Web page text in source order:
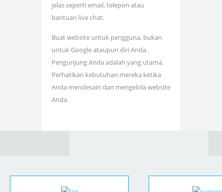
jelas seperti email, telepon atau
bantuan live chat.
Buat website untuk pengguna, bukan
untuk Google ataupun diri Anda.
Pengunjung Anda adalah yang utama.
Perhatikan kebutuhan mereka ketika
Anda mendesain dan mengelola website
Anda.